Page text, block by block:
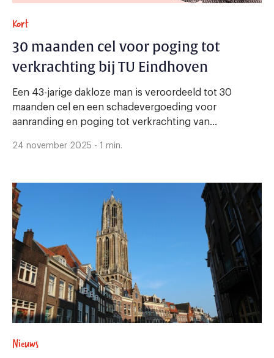
Kort
30 maanden cel voor poging tot
verkrachting bij TU Eindhoven
Een 43-jarige dakloze man is veroordeeld tot 30
maanden cel en een schadevergoeding voor
aanranding en poging tot verkrachting van...
24 november 2025 - 1 min.
Nieuws